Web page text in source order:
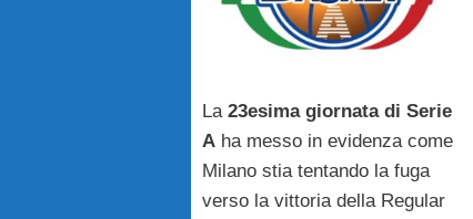
La 23esima giornata di Serie
A ha messo in evidenza come
Milano stia tentando la fuga
verso la vittoria della Regular